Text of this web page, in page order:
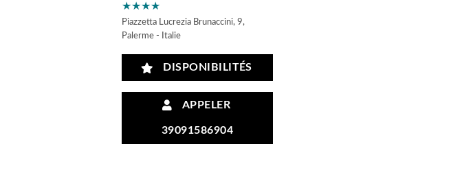
★★★★
Piazzetta Lucrezia Brunaccini, 9,
Palerme - Italie
DISPONIBILITÉS
APPELER
39091586904